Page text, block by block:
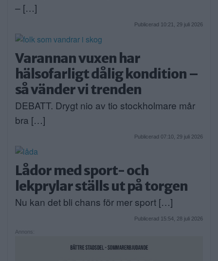
– […]
Publicerad 10:21, 29 juli 2026
Varannan vuxen har
hälsofarligt dålig kondition –
så vänder vi trenden
DEBATT. Drygt nio av tio stockholmare mår
bra […]
Publicerad 07:10, 29 juli 2026
Lådor med sport- och
lekprylar ställs ut på torgen
Nu kan det bli chans för mer sport […]
Publicerad 15:54, 28 juli 2026
Annons: